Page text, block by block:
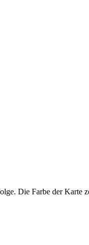
Die Farbe der Karte